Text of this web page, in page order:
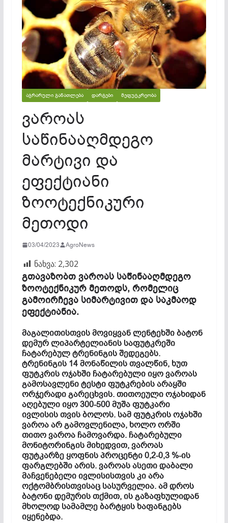
ᲐᲒᲠᲐᲠᲣᲚᲘ ᲒᲐᲜᲐᲗᲚᲔᲑᲐ ᲓᲐᲠᲒᲔᲑᲘ ᲛᲔᲤᲣᲢᲙᲠᲔᲝᲑᲐ
ვაროას
საწინააღმდეგო
მარტივი და
ეფექტიანი
ზოოტექნიკური
მეთოდი
03/04/2023 AgroNews
ნახვა: 2,302
გთავაზობთ ვაროას საწინააღმდეგო
ზოოტექნიკურ მეთოდს, რომელიც
გამოირჩევა სიმარტივით და საკმაოდ
ეფექტიანია.
მაგალითისთვის მოვიყვან ლენტეხში ბატონ
დემურ ლიპარტელიანის საფუტკრეში
ჩატარებულ ტრენინგის შედეგებს.
ტრენინგის 14 მონაწილის თვალწინ, ხუთ
ფუტკრის ოჯახში ჩატარებული იყო ვაროას
გამოსავლენი ტესტი ფუტკრების არაყში
ორჯერადი გარეცხვის. თითოეული ოჯახიდან
აღებული იყო 300-500 მუშა ფუტკარი
ივლისის თვის ბოლოს. სამ ფუტკრის ოჯახში
ვაროა არ გამოვლენილა, ხოლო ორში
თითო ვაროა ჩამოვარდა. ჩატარებული
მონიტორინგის მიხედვით, ვაროას
ფუტკარზე ყოფნის პროცენტი 0,2-0,3 %-ის
ფარგლებში არის. ვაროას ასეთი დაბალი
მაჩვენებელი ივლისისთვის კი არა
ოქტომბრისთვისაც სასურველია. ამ დროს
ბატონი დემურის თქმით, ის გაზაფხულიდან
მხოლოდ სამამლე ბარტყის ხაფანგებს
იყენებდა.